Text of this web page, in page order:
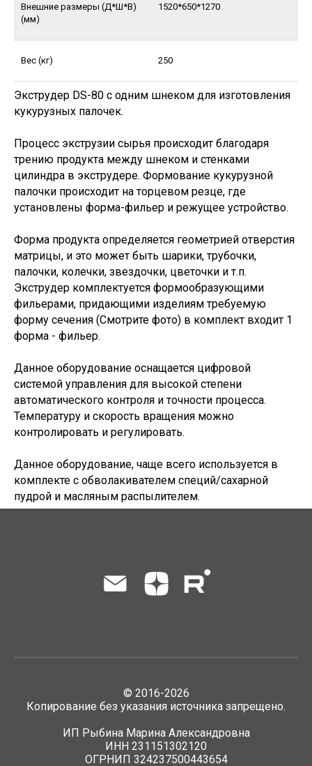
Внешние размеры (Д*Ш*В)
(мм)
1520*650*1270
Вес (кг) 250
Экструдер DS-80 с одним шнеком для изготовления
кукурузных палочек.
Процесс экструзии сырья происходит благодаря
трению продукта между шнеком и стенками
цилиндра в экструдере. Формование кукурузной
палочки происходит на торцевом резце, где
установлены форма-фильер и режущее устройство.
Форма продукта определяется геометрией отверстия
матрицы, и это может быть шарики, трубочки,
палочки, колечки, звездочки, цветочки и т.п.
Экструдер комплектуется формообразующими
фильерами, придающими изделиям требуемую
форму сечения (Смотрите фото) в комплект входит 1
форма - фильер.
Данное оборудование оснащается цифровой
системой управления для высокой степени
автоматического контроля и точности процесса.
Температуру и скорость вращения можно
контролировать и регулировать.
Данное оборудование, чаще всего используется в
комплекте с обволакивателем специй/сахарной
пудрой и масляным распылителем.
© 2016-2026
Копирование без указания источника запрещено.
ИП Рыбина Марина Александровна
ИНН 231151302120
ОГРНИП 324237500443654